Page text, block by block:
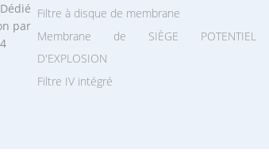
par
Filtre IV intégré
Filtre à disque de membrane
Membrane de SIÈGE POTENTIEL
D'EXPLOSION